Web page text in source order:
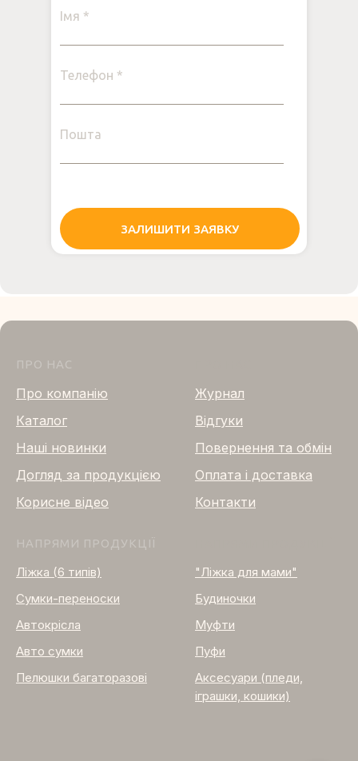
Імя *
Телефон *
Пошта
ЗАЛИШИТИ ЗАЯВКУ
ПРО НАС
Про компанію
Каталог
Нашi новинки
Догляд за продукцією
Корисне відео
Журнал
Відгуки
Повернення та обмін
Оплата і доставка
Контакти
НАПРЯМИ ПРОДУКЦІЇ
Ліжка (6 типів)
Сумки-переноски
Автокрісла
Авто сумки
Пелюшки багаторазові
"Ліжка для мами"
Будиночки
Муфти
Пуфи
Аксесуари (пледи,
іграшки, кошики)